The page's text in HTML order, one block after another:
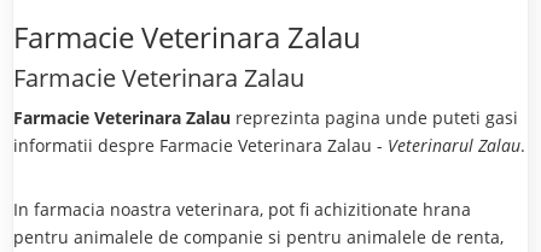
Farmacie Veterinara Zalau
Farmacie Veterinara Zalau
Farmacie Veterinara Zalau reprezinta pagina unde puteti gasi
informatii despre Farmacie Veterinara Zalau - Veterinarul Zalau.
In farmacia noastra veterinara, pot fi achizitionate hrana
pentru animalele de companie si pentru animalele de renta,